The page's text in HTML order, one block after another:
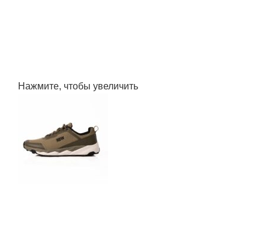
Нажмите, чтобы увеличить